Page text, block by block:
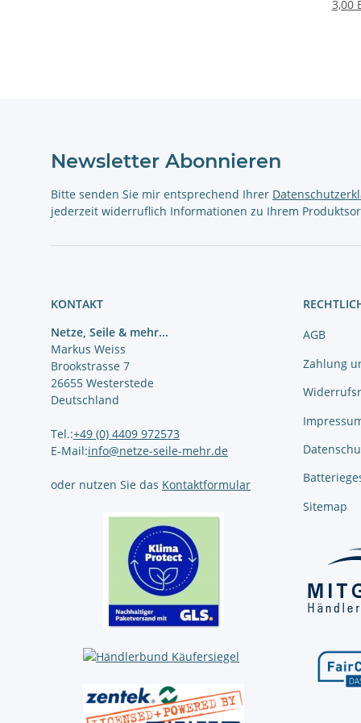
3,00
Newsletter Abonnieren
Bitte senden Sie mir entsprechend Ihrer
jederzeit widerruflich Informationen zu Ihrem
KONTAKT
Netze, Seile & mehr...
Markus Weiss
Brookstrasse 7
26655 Westerstede
Deutschland
Tel.:+49 (0) 4409 972573
E-Mail:info@netze-seile-mehr.de
oder nutzen Sie das Kontaktformular
AGB
Zahlung
Sitemap